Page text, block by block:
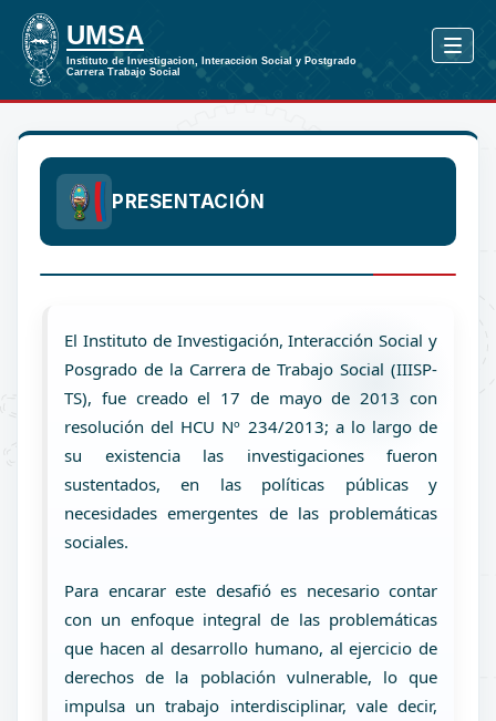
PRESENTACIÓN
El Instituto de Investigación, Interacción Social y
Posgrado de la Carrera de Trabajo Social (IIISP-
TS), fue creado el 17 de mayo de 2013 con
resolución del HCU Nº 234/2013; a lo largo de
su existencia las investigaciones fueron
sustentados, en las políticas públicas y
necesidades emergentes de las problemáticas
sociales.
Para encarar este desafió es necesario contar
con un enfoque integral de las problemáticas
que hacen al desarrollo humano, al ejercicio de
derechos de la población vulnerable, lo que
impulsa un trabajo interdisciplinar, vale decir,